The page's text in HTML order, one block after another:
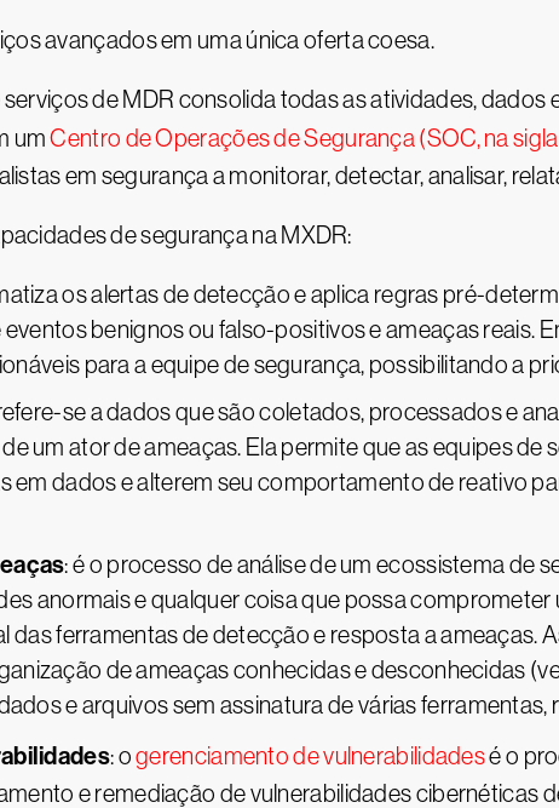
avançados em uma única oferta coesa.
de MDR consolida todas as atividades,
umCentro de Operações de Segurança (SOC, na
em segurança a monitorar, detectar, analisar,
de segurança na MXDR:
os alertas de detecção e aplica regras pré-
benignos ou falso-positivos e ameaças reais.
para a equipe de segurança, possibilitando a
se a dados que são coletados, processados e
um ator de ameaças. Ela permite que as equipes de
em dados e alterem seu comportamento de reativo
: é o processo de análise de um ecossistema de
anormais e qualquer coisa que possa
das ferramentas de detecção e resposta a ameaças.
de ameaças conhecidas e desconhecidas
e arquivos sem assinatura de várias ferramentas,
: ogerenciamento de vulnerabilidadesé o
e remediação de vulnerabilidades cibernéticas